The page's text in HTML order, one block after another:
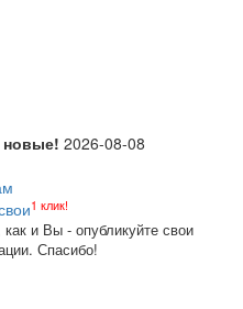
новые! 2026-08-08
1 клик!
и Вы - опубликуйте свои
Спасибо!